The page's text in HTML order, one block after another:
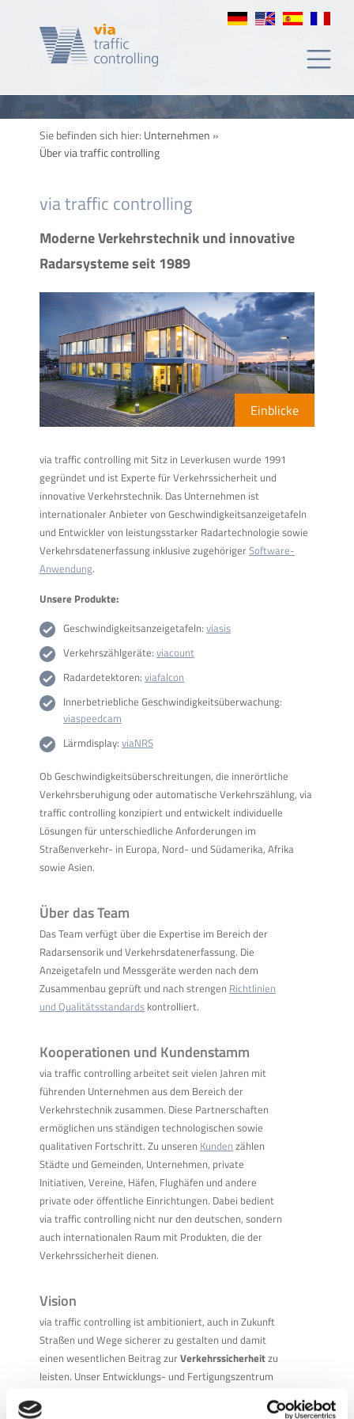
traffic
controlling
Sie befinden sich hier: Unternehmen »
Über via traffic controlling
via traffic controlling
Moderne Verkehrstechnik und innovative
Radarsysteme seit 1989
Einblicke
via traffic controlling mit Sitz in Leverkusen wurde 1991
gegründet und ist Experte für Verkehrssicherheit und
innovative Verkehrstechnik. Das Unternehmen ist
internationaler Anbieter von Geschwindigkeitsanzeigetafeln
und Entwickler von leistungsstarker Radartechnologie sowie
Verkehrsdatenerfassung inklusive zugehörigerSoftware-
Anwendung.
Unsere Produkte:
Geschwindigkeitsanzeigetafeln: viasis
Verkehrszählgeräte: viacount
Radardetektoren: viafalcon
Innerbetriebliche Geschwindigkeitsüberwachung:
viaspeedcam
Lärmdisplay: viaNRS
Ob Geschwindigkeitsüberschreitungen, die innerörtliche
Verkehrsberuhigung oder automatische Verkehrszählung, via
traffic controlling konzipiert und entwickelt individuelle
Lösungen für unterschiedliche Anforderungen im
Straßenverkehr- in Europa, Nord- und Südamerika, Afrika
sowie Asien.
Über das Team
Das Team verfügt über die Expertise im Bereich der
Radarsensorik und Verkehrsdatenerfassung. Die
Anzeigetafeln und Messgeräte werden nach dem
Zusammenbau geprüft und nach strengen Richtlinien
und Qualitätsstandards kontrolliert.
Kooperationen und Kundenstamm
via traffic controlling arbeitet seit vielen Jahren mit
führenden Unternehmen aus dem Bereich der
Verkehrstechnik zusammen. Diese Partnerschaften
ermöglichen uns ständigen technologischen sowie
qualitativen Fortschritt. Zu unseren Kunden zählen
Städte und Gemeinden, Unternehmen, private
Initiativen, Vereine, Häfen, Flughäfen und andere
private oder öffentliche Einrichtungen. Dabei bedient
via traffic controlling nicht nur den deutschen, sondern
auch internationalen Raum mit Produkten, die der
Verkehrssicherheit dienen.
Vision
via traffic controlling ist ambitioniert, auch in Zukunft
Straßen und Wege sicherer zu gestalten und damit
einen wesentlichen Beitrag zurVerkehrssicherheitzu
leisten. Unser Entwicklungs- und Fertigungszentrum
die Voraussetzung, um den wachsenden